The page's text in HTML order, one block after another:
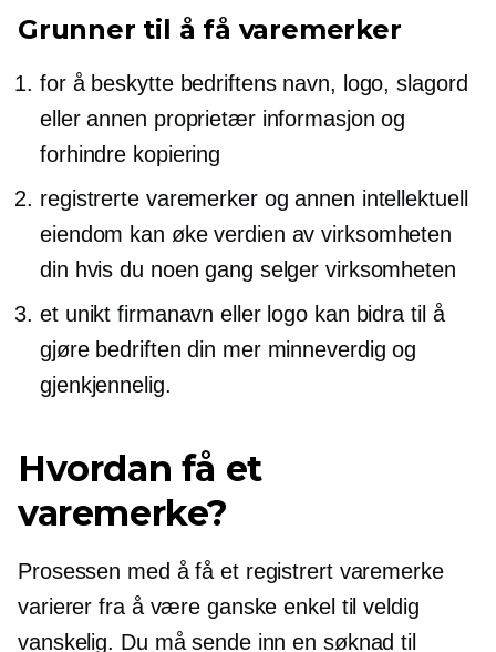
Grunner til å få varemerker
for å beskytte bedriftens navn, logo, slagord
eller annen proprietær informasjon og
forhindre kopiering
registrerte varemerker og annen intellektuell
eiendom kan øke verdien av virksomheten
din hvis du noen gang selger virksomheten
et unikt firmanavn eller logo kan bidra til å
gjøre bedriften din mer minneverdig og
gjenkjennelig.
Hvordan få et
varemerke?
Prosessen med å få et registrert varemerke
varierer fra å være ganske enkel til veldig
vanskelig. Du må sende inn en søknad til